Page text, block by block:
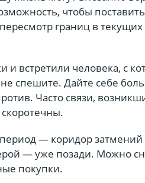
чтобы
границ в
и встретили человека, с
спешите. Дайте себе
Часто связи,
— коридор затмений
— уже позади. Можно
покупки.